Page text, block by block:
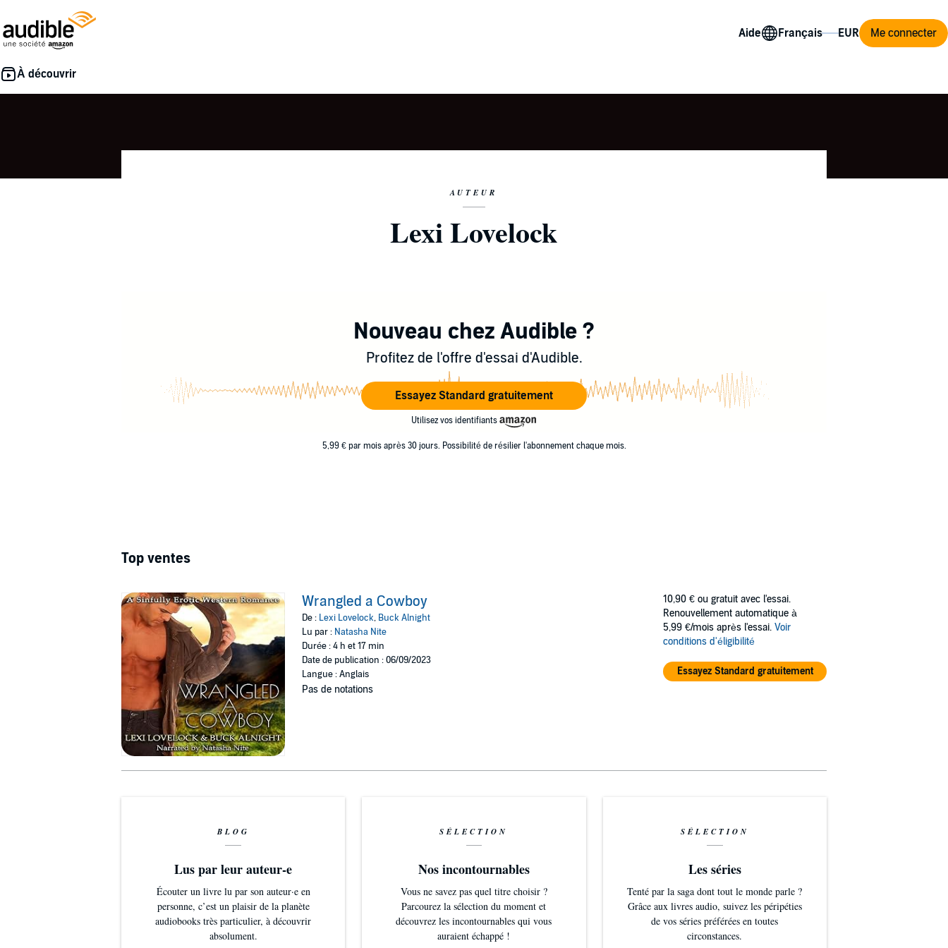
Aide Me connecter
AUTEUR
Lexi Lovelock
Nouveau chez Audible ?
Profitez de l'offre d'essai d'Audible.
Essayez Standard gratuitement
Utilisez vos identifiants
5,99 € par mois après 30 jours. Possibilité de résilier l'abonnement chaque mois.
Top ventes
Wrangled a Cowboy
De : Lexi Lovelock, Buck Alnight
Lu par : Natasha Nite
Durée : 4 h et 17 min
Date de publication : 06/09/2023
Langue : Anglais
Pas de notations
10,90 € ou gratuit avec l'essai.
Renouvellement automatique à
5,99 €/mois après l'essai. Voir
conditions d'éligibilité
Essayez Standard gratuitement
BLOG
Lus par leur auteur-e
Écouter un livre lu par son auteur·e en
personne, c’est un plaisir de la planète
audiobooks très particulier, à découvrir
absolument.
SÉLECTION
Nos incontournables
Vous ne savez pas quel titre choisir ?
Parcourez la sélection du moment et
découvrez les incontournables qui vous
auraient échappé !
SÉLECTION
Les séries
Tenté par la saga dont tout le monde parle ?
Grâce aux livres audio, suivez les péripéties
de vos séries préférées en toutes
circonstances.